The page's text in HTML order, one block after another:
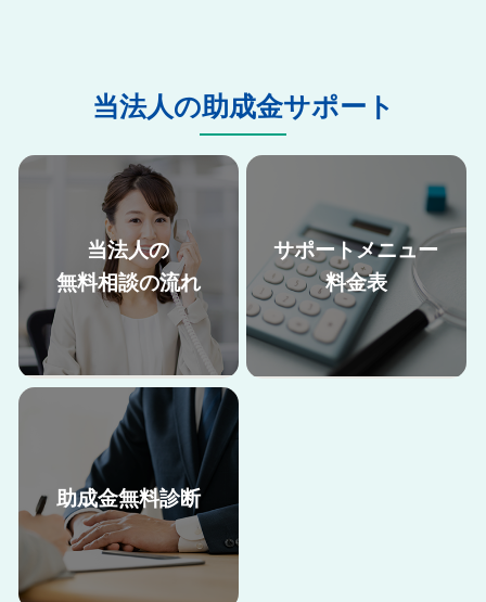
当法人の助成金サポート
当法人の
無料相談の流れ
助成金申請には、申請書類の準
備だけでなく、要件を満たすた
サポートメニュー
料金表
助成金無料診断